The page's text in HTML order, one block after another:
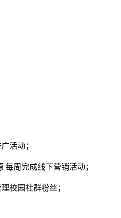
活动；
每周完成线下营销活动；
校园社群粉丝；